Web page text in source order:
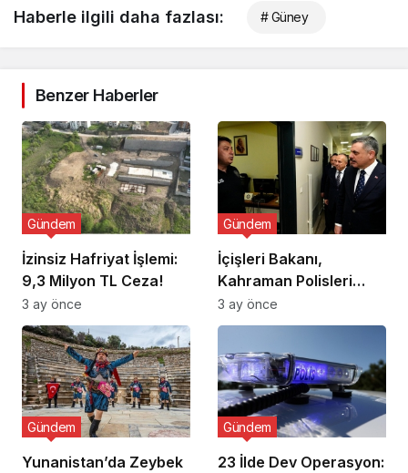
Haberle ilgili daha fazlası: # Güney
Benzer Haberler
İzinsiz Hafriyat İşlemi:
9,3 Milyon TL Ceza!
Gündem
3 ay önce
İçişleri Bakanı,
Kahraman Polisleri
Ziyaret Etti
Gündem
3 ay önce
Yunanistan’da Zeybek
Gündem
23 İlde Dev Operasyon:
Gündem